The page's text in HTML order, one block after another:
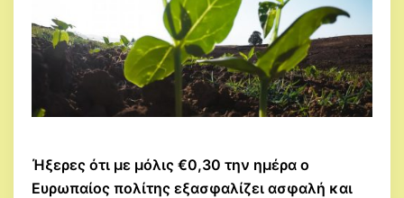
Ήξερες ότι με μόλις €0,30 την ημέρα ο
Ευρωπαίος πολίτης εξασφαλίζει ασφαλή και